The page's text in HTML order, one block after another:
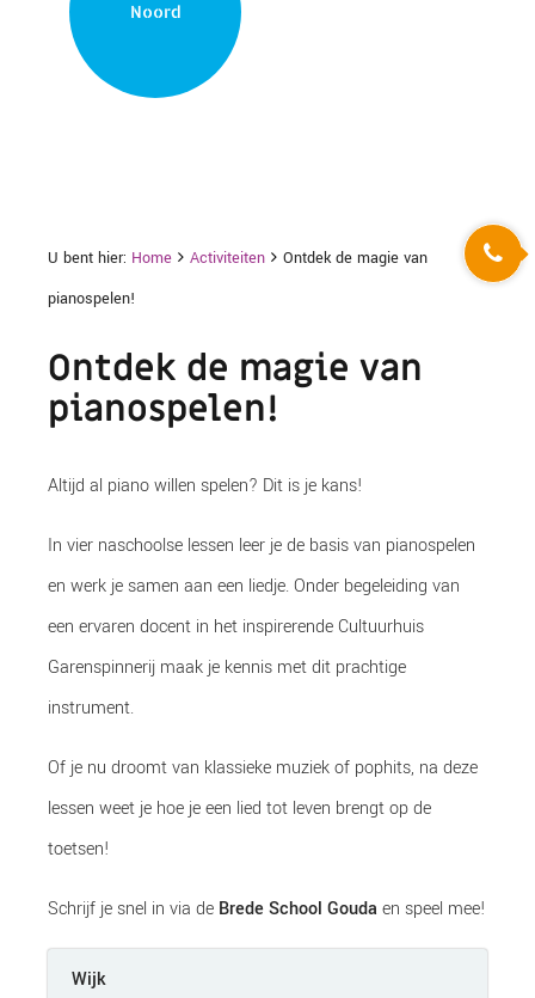
Noord
U bent hier: Home Activiteiten
Ontdek de magie van
pianospelen!
Ontdek de magie van
pianospelen!
Altijd al piano willen spelen? Dit is je kans!
In vier naschoolse lessen leer je de basis van pianospelen
en werk je samen aan een liedje. Onder begeleiding van
een ervaren docent in het inspirerende Cultuurhuis
Garenspinnerij maak je kennis met dit prachtige
instrument.
Of je nu droomt van klassieke muziek of pophits, na deze
lessen weet je hoe je een lied tot leven brengt op de
toetsen!
Schrijf je snel in via de Brede School Gouda en speel mee!
Wijk